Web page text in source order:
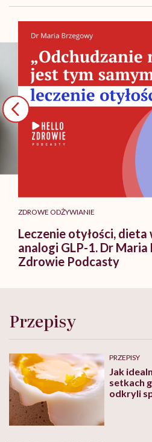
ZDROWE ODŻYWIANIE
Leczenie otyłości,
analogi GLP-1. Dr
Zdrowie Podcasty
Przepisy
PRZEPISY
Jak
setkach
odkryli